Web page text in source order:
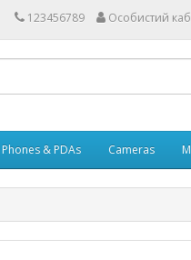
123456789 Особистий
Phones & PDAs Cameras